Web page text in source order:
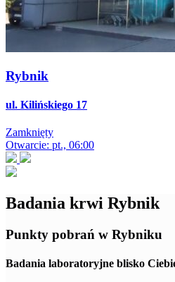
Rybnik
ul. Kilińskiego 17
Zamknięty
Otwarcie: pt., 06:00
Badania krwi Rybnik
Punkty pobrań w Rybniku
Badania laboratoryjne blisko